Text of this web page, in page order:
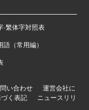
·繁体字対照表
語（常用編）
い合わせ
運営会社に
く表記
ニュースリリ